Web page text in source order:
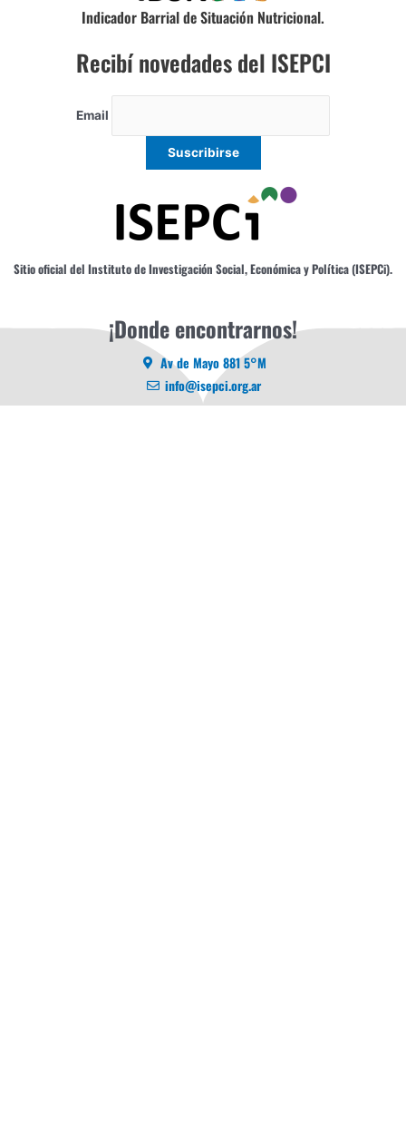
Indicador Barrial de Situación Nutricional.
Recibí novedades del ISEPCI
Email
Sitio oficial del Instituto de Investigación Social, Económica y Política (ISEPCi).
¡Donde encontrarnos!
Av de Mayo 881 5°M
info@isepci.org.ar